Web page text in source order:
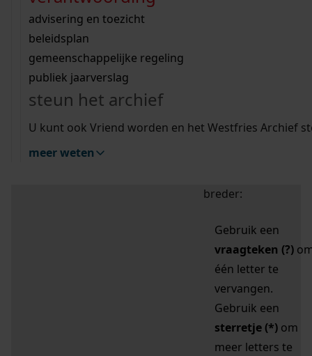
bouwvergunningen
omgevingsvergunningen
vergunningen
beeld en geluid
uitleg nodig?
Wij helpen u op weg met een aantal zoektips.
bekijk alle zoektips
Wij helpen u op weg met een aantal zoektips.
bekijk alle zoektips
bekijk ons geschiedenislokaal
advisering en toezicht
beleidsplan
gemeenschappelijke regeling
publiek jaarverslag
steun het archief
U kunt ook Vriend worden en het Westfries Archief
meer weten
zoektips
Mijn Studiezaal (inloggen)
uw zoekopdracht te
breder:
Gebruik een
vraagteken (?)
één letter te
vervangen.
Gebruik een
sterretje (*) om
meer letters te